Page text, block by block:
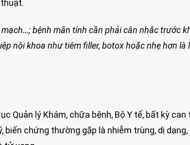
bệnh mãn tính cần phải cân nhắc trước
nội khoa như tiêm filler, botox hoặc nhẹ hơn là
Quản lý Khám, chữa bệnh, Bộ Y tế, bất kỳ can
chứng thường gặp là nhiễm trùng, dị dạng,